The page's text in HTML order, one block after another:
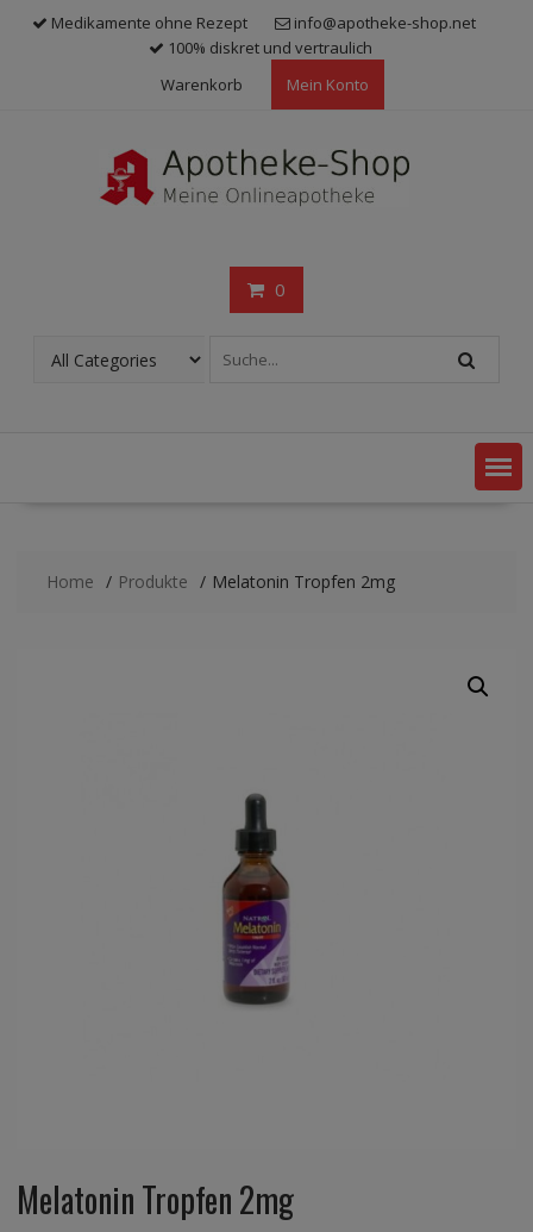
Medikamente ohne Rezept
info@apotheke-shop.net
100% diskret und vertraulich
Warenkorb
Mein Konto
0
Home Produkte Melatonin Tropfen 2mg
Melatonin Tropfen 2mg